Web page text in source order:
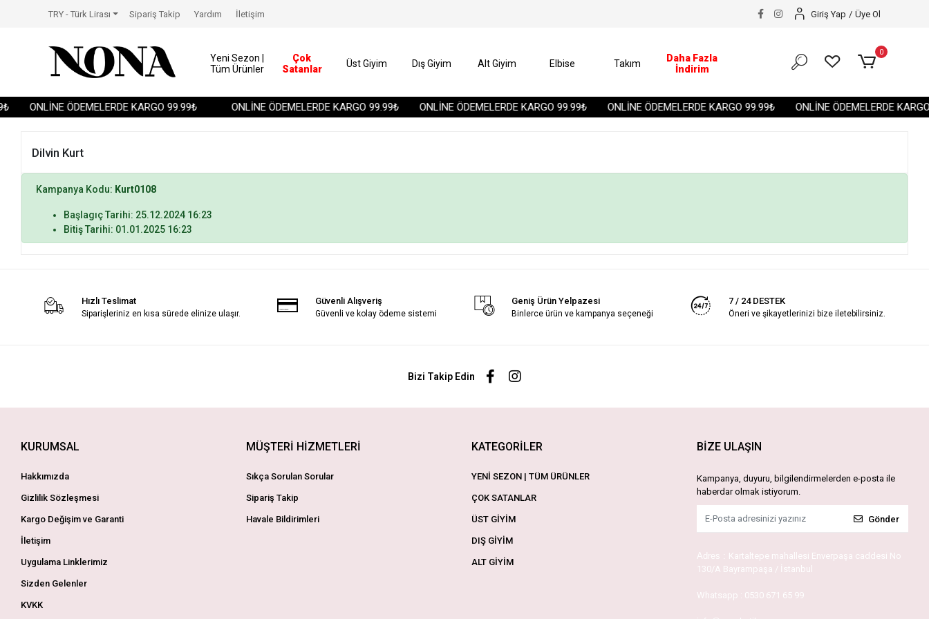
ONLİNE ÖDEMELERDE KARGO 99.99₺ ONLİNE ÖDEMELERDE KARGO 99.99₺ ONLİNE ÖDEMELERDE KARGO 99.99₺ ONLİNE ÖDEMELERDE KARGO 99.99₺ ONLİNE ÖDEMELERDE
TRY - Türk Lirası Sipariş Takip Yardım İletişim Giriş Yap / Üye Ol
Yeni Sezon |
Tüm Ürünler
Çok
Satanlar
Üst Giyim Dış Giyim Alt Giyim Elbise Takım
Daha Fazla
İndirim
0
Dilvin Kurt
Kampanya Kodu: Kurt0108
Başlagıç Tarihi: 25.12.2024 16:23
Bitiş Tarihi: 01.01.2025 16:23
Hızlı Teslimat
Siparişleriniz en kısa sürede elinize ulaşır.
Güvenli Alışveriş
Güvenli ve kolay ödeme sistemi
Geniş Ürün Yelpazesi
Binlerce ürün ve kampanya seçeneği
7 / 24 DESTEK
Öneri ve şikayetlerinizi bize iletebilirsiniz.
Bizi Takip Edin
KURUMSAL
Hakkımızda
Gizlilik Sözleşmesi
Kargo Değişim ve Garanti
İletişim
Uygulama Linklerimiz
Sizden Gelenler
KVKK
MÜŞTERİ HİZMETLERİ
Sıkça Sorulan Sorular
Sipariş Takip
Havale Bildirimleri
KATEGORİLER
YENİ SEZON | TÜM ÜRÜNLER
ÇOK SATANLAR
ÜST GİYİM
DIŞ GİYİM
ALT GİYİM
BİZE ULAŞIN
Kampanya, duyuru, bilgilendirmelerden e-posta ile
haberdar olmak istiyorum.
Gönder
Adres : Kartaltepe mahallesi Enverpaşa caddesi No
130/A Bayrampaşa / İstanbul
Whatsapp : 0530 671 65 99